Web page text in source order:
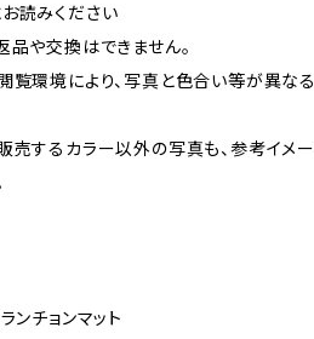
読みください
品や交換はできません。
覧環境により、写真と色合い等が異な
売するカラー以外の写真も、参考イメ
ンチョンマット